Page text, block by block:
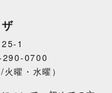
1
0700
曜・水曜）